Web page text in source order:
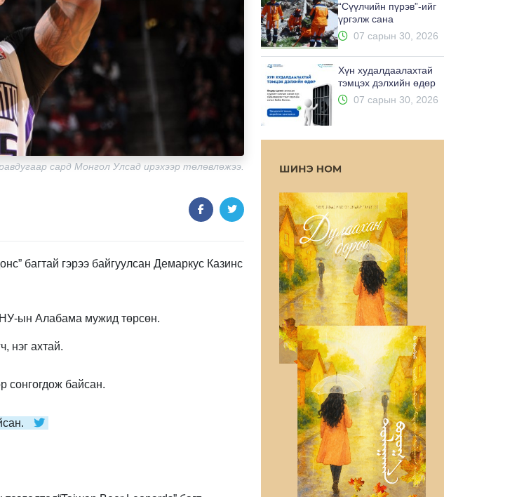
сард Монгол Улсад ирэхээр төлөвлөжээ.
багтай гэрээ байгуулсан Демаркус Казинс
ын Алабама мужид төрсөн.
нэг ахтай.
сонгогдож байсан.
“Сүүлчийн пүрэв”-ийг
үргэлж сана
07 сарын 30, 2026
Хүн худалдаалахтай
тэмцэх дэлхийн өдөр
07 сарын 30, 2026